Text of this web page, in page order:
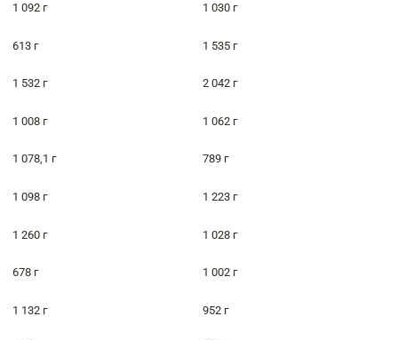
1 092 г 1 030 г
613 г 1 535 г
1 532 г 2 042 г
1 008 г 1 062 г
1 078,1 г 789 г
1 098 г 1 223 г
1 260 г 1 028 г
678 г 1 002 г
1 132 г 952 г